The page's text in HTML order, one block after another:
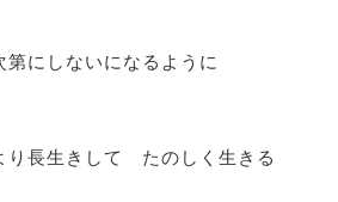
にしないになるように
長生きして たのしく生きる